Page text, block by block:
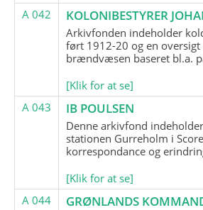
A 042
KOLONIBESTYRER
Arkivfonden indeholder
ført 1912-20 og en
brændvæsen baseret bl.a.
[Klik for at se]
A 043
IB POULSEN
Denne arkivfond
stationen Gurreholm i
korrespondance og
[Klik for at se]
A 044
GRØNLANDS